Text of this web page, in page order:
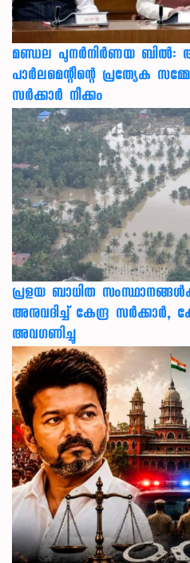
മണ്ഡല പുനർനിർണയ ബിൽ:
പാർലമെന്റിന്റെ പ്രത്യേക
സർക്കാർ നീക്കം
പ്രളയ ബാധിത
അനുവദിച്ച് കേന്ദ്ര സര്‍ക്കാര്‍,
അവഗണിച്ചു